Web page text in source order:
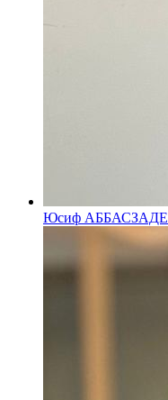
Юсиф АББАСЗАДЕ